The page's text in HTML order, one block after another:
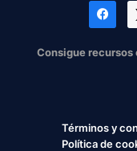
Consigue
Términos y
Política de